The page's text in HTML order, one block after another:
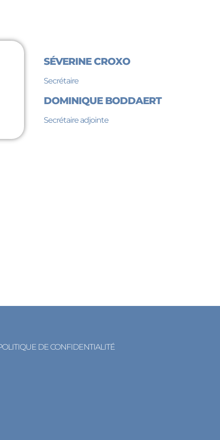
SÉVERINE CROXO
Secrétaire
DOMINIQUE BODDAERT
Secrétaire adjointe
DE CONFIDENTIALITÉ